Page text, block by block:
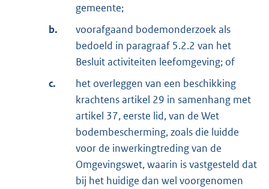
gemeente;
b.
voorafgaand bodemonderzoek als
bedoeld in paragraaf 5.2.2 van het
Besluit activiteiten leefomgeving; of
c.
het overleggen van een beschikking
krachtens artikel 29 in samenhang met
artikel 37, eerste lid, van de Wet
bodembescherming, zoals die luidde
voor de inwerkingtreding van de
Omgevingswet, waarin is vastgesteld dat
bij het huidige dan wel voorgenomen